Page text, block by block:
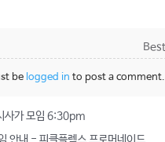
be logged in to post a comment.
사가 모임 6:30pm